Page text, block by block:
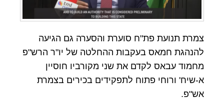
צמרת תנועת פת"ח סוערת והסערה גם הגיעה
להנהגת חמאס בעקבות ההחלטה של יו"ר הרש"פ
מחמוד עבאס לקדם את שני מקורביו חוסיין
א-שיח' ורוחי פתוח לתפקידים בכירים בצמרת
אש"פ.